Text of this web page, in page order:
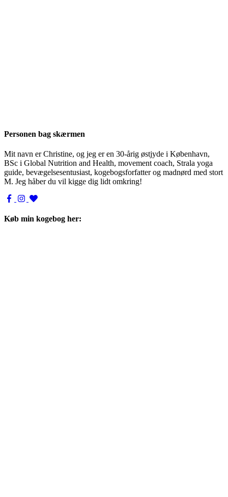
Personen bag skærmen
Mit navn er Christine, og jeg er en 30-årig østjyde i København,
BSc i Global Nutrition and Health, movement coach, Strala yoga
guide, bevægelsesentusiast, kogebogsforfatter og madnørd med stort
M. Jeg håber du vil kigge dig lidt omkring!
Køb min kogebog her: